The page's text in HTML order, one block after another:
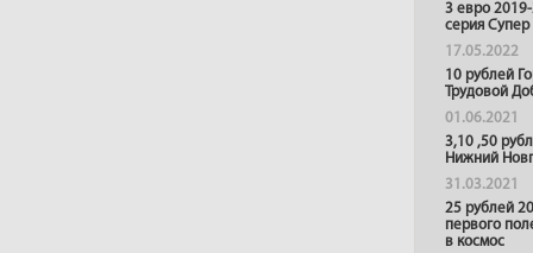
3 евро
серия
17.05.2022
10 рублей
Трудовой
01.06.2021
3,10 ,50
Нижний
31.03.2021
25 рублей
первого
в космос